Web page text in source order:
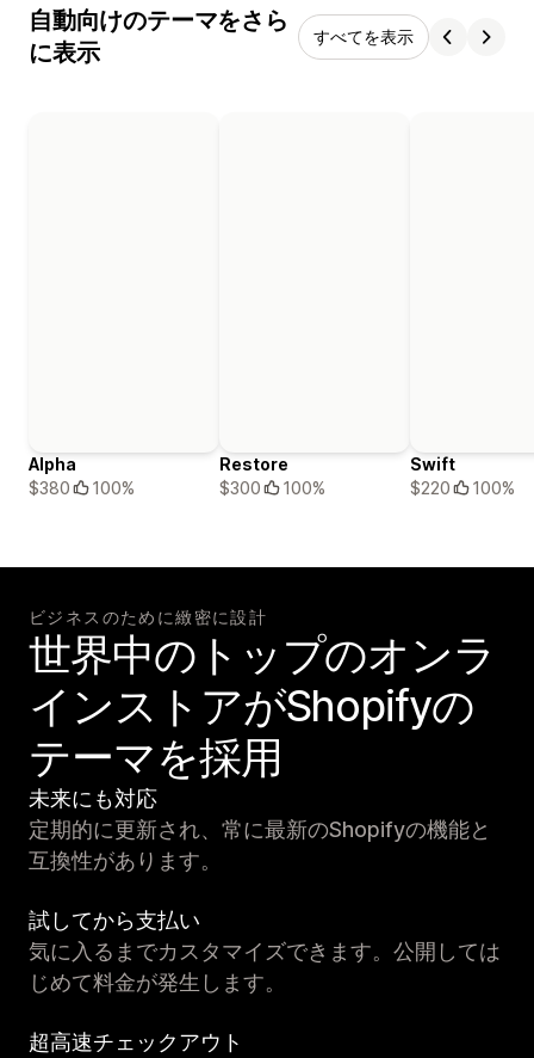
自動向けのテーマをさら
に表示
すべてを表示
Alpha
$380
100%
Restore
$300
100%
Swift
$220
100%
ビジネスのために緻密に設計
世界中のトップのオンラ
インストアがShopifyの
テーマを採用
未来にも対応
定期的に更新され、常に最新のShopifyの機能と
互換性があります。
試してから支払い
気に入るまでカスタマイズできます。公開しては
じめて料金が発生します。
超高速チェックアウト